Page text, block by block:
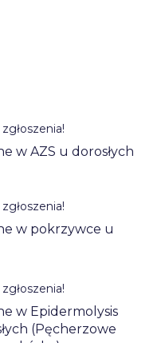
w AZS u dorosłych
w pokrzywce u
w Epidermolysis
(Pęcherzowe